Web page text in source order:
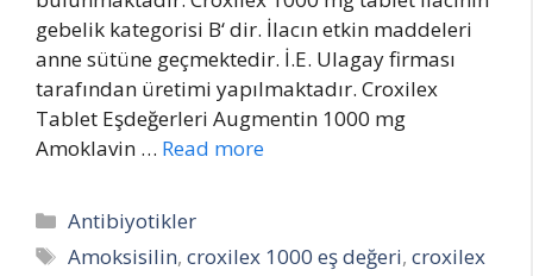
gebelik kategorisi B‘ dir. İlacın etkin maddeleri
anne sütüne geçmektedir. İ.E. Ulagay firması
tarafından üretimi yapılmaktadır. Croxilex
Tablet Eşdeğerleri Augmentin 1000 mg
Amoklavin … Read more
Categories
Antibiyotikler
Tags
Amoksisilin,croxilex 1000 eş değeri,croxilex